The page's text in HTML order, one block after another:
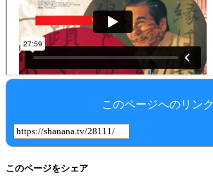
このページへのリンク
このページをシェア